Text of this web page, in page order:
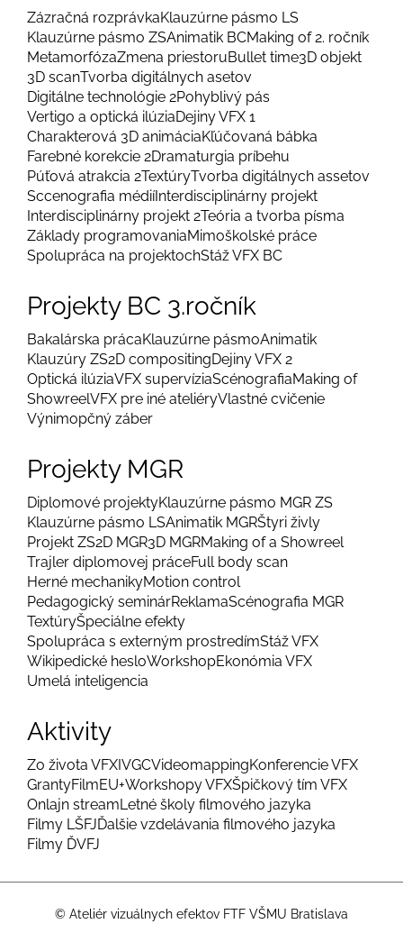
Zázračná rozprávkaKlauzúrne pásmo LS
Klauzúrne pásmo ZSAnimatik BCMaking of 2. ročník
MetamorfózaZmena priestoruBullet time3D objekt
3D scanTvorba digitálnych asetov
Digitálne technológie 2Pohyblivý pás
Vertigo a optická ilúziaDejiny VFX 1
Charakterová 3D animáciaKľúčovaná bábka
Farebné korekcie 2Dramaturgia príbehu
Púťová atrakcia 2TextúryTvorba digitálnych assetov
Sccenografia médiíInterdisciplinárny projekt
Interdisciplinárny projekt 2Teória a tvorba písma
Základy programovaniaMimoškolské práce
Spolupráca na projektochStáž VFX BC
Projekty BC 3.ročník
Bakalárska prácaKlauzúrne pásmoAnimatik
Klauzúry ZS2D compositingDejiny VFX 2
Optická ilúziaVFX supervíziaScénografiaMaking of
ShowreelVFX pre iné ateliéryVlastné cvičenie
Výnimopčný záber
Projekty MGR
Diplomové projektyKlauzúrne pásmo MGR ZS
Klauzúrne pásmo LSAnimatik MGRŠtyri živly
Projekt ZS2D MGR3D MGRMaking of a Showreel
Trajler diplomovej práceFull body scan
Herné mechanikyMotion control
Pedagogický seminárReklamaScénografia MGR
TextúryŠpeciálne efekty
Spolupráca s externým prostredímStáž VFX
Wikipedické hesloWorkshopEkonómia VFX
Umelá inteligencia
Aktivity
Zo života VFXIVGCVideomappingKonferencie VFX
GrantyFilmEU+Workshopy VFXŠpičkový tím VFX
Onlajn streamLetné školy filmového jazyka
Filmy LŠFJĎalšie vzdelávania filmového jazyka
Filmy ĎVFJ
© Ateliér vizuálnych efektov FTF VŠMU Bratislava